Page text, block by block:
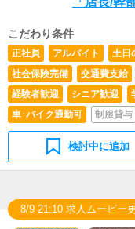
こだわり条件
正社員 アルバイト 土日
社会保険完備
交通費支給
経験者歓迎
シニア歓迎
車･バイク通勤可
制服貸与
検討中に追加
8/9 21:10 求人ムービー